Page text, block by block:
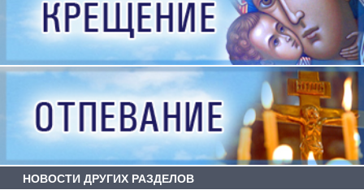
НОВОСТИ ДРУГИХ РАЗДЕЛОВ